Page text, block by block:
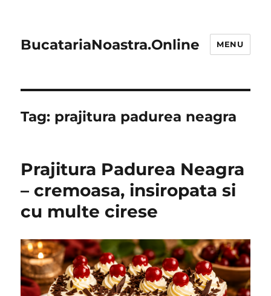
BucatariaNoastra.Online MENU
Tag: prajitura padurea neagra
Prajitura Padurea Neagra
– cremoasa, insiropata si
cu multe cirese